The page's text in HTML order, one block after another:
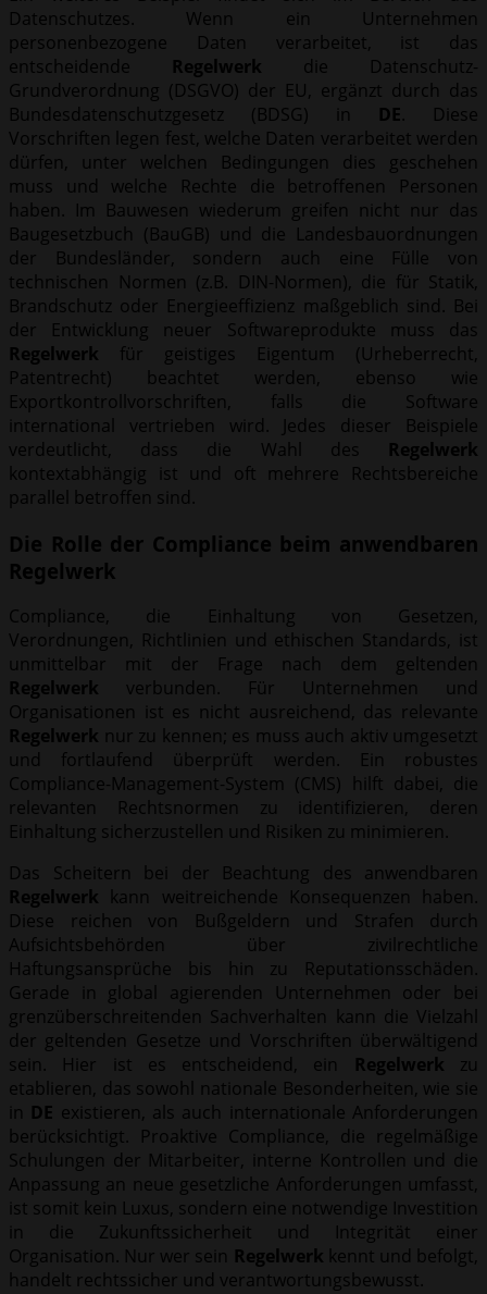
Datenschutzes. Wenn ein Unternehmen
personenbezogene Daten verarbeitet, ist das
entscheidende Regelwerk die Datenschutz-
Grundverordnung (DSGVO) der EU, ergänzt durch das
Bundesdatenschutzgesetz (BDSG) in DE. Diese
Vorschriften legen fest, welche Daten verarbeitet werden
dürfen, unter welchen Bedingungen dies geschehen
muss und welche Rechte die betroffenen Personen
haben. Im Bauwesen wiederum greifen nicht nur das
Baugesetzbuch (BauGB) und die Landesbauordnungen
der Bundesländer, sondern auch eine Fülle von
technischen Normen (z.B. DIN-Normen), die für Statik,
Brandschutz oder Energieeffizienz maßgeblich sind. Bei
der Entwicklung neuer Softwareprodukte muss das
Regelwerk für geistiges Eigentum (Urheberrecht,
Patentrecht) beachtet werden, ebenso wie
Exportkontrollvorschriften, falls die Software
international vertrieben wird. Jedes dieser Beispiele
verdeutlicht, dass die Wahl des Regelwerk
kontextabhängig ist und oft mehrere Rechtsbereiche
parallel betroffen sind.
Die Rolle der Compliance beim anwendbaren
Regelwerk
Compliance, die Einhaltung von Gesetzen,
Verordnungen, Richtlinien und ethischen Standards, ist
unmittelbar mit der Frage nach dem geltenden
Regelwerk verbunden. Für Unternehmen und
Organisationen ist es nicht ausreichend, das relevante
Regelwerk nur zu kennen; es muss auch aktiv umgesetzt
und fortlaufend überprüft werden. Ein robustes
Compliance-Management-System (CMS) hilft dabei, die
relevanten Rechtsnormen zu identifizieren, deren
Einhaltung sicherzustellen und Risiken zu minimieren.
Das Scheitern bei der Beachtung des anwendbaren
Regelwerk kann weitreichende Konsequenzen haben.
Diese reichen von Bußgeldern und Strafen durch
Aufsichtsbehörden über zivilrechtliche
Haftungsansprüche bis hin zu Reputationsschäden.
Gerade in global agierenden Unternehmen oder bei
grenzüberschreitenden Sachverhalten kann die Vielzahl
der geltenden Gesetze und Vorschriften überwältigend
sein. Hier ist es entscheidend, ein
Regelwerk zu
etablieren, das sowohl nationale Besonderheiten, wie sie
in DE existieren, als auch internationale Anforderungen
berücksichtigt. Proaktive Compliance, die regelmäßige
Schulungen der Mitarbeiter, interne Kontrollen und die
Anpassung an neue gesetzliche Anforderungen umfasst,
ist somit kein Luxus, sondern eine notwendige Investition
in die Zukunftssicherheit und Integrität einer
Organisation. Nur wer sein Regelwerk kennt und befolgt,
handelt rechtssicher und verantwortungsbewusst.